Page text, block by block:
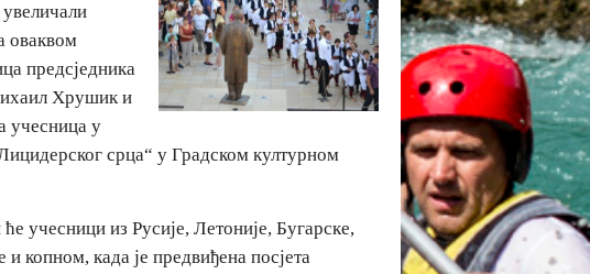
оваквом
предсједника
Хрушик и
учесница у
срца“ у Градском културном
учесници из Русије, Летоније, Бугарске,
копном, када је предвиђена посјета